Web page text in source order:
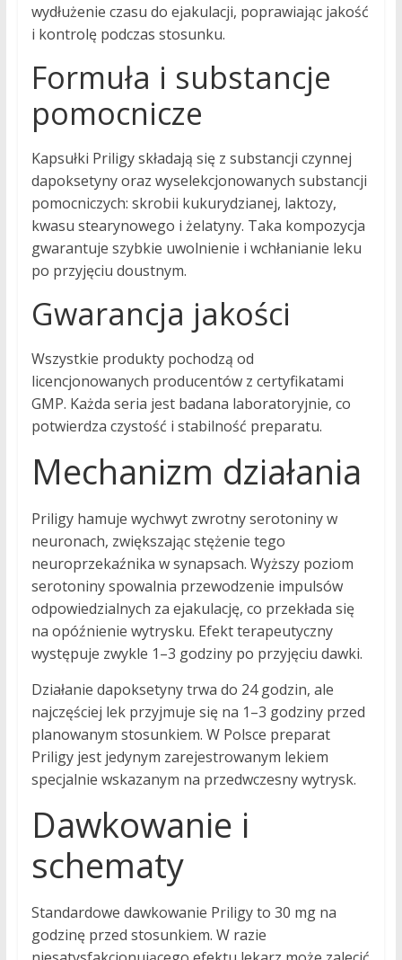
wydłużenie czasu do ejakulacji, poprawiając jakość
i kontrolę podczas stosunku.
Formuła i substancje
pomocnicze
Kapsułki Priligy składają się z substancji czynnej
dapoksetyny oraz wyselekcjonowanych substancji
pomocniczych: skrobii kukurydzianej, laktozy,
kwasu stearynowego i żelatyny. Taka kompozycja
gwarantuje szybkie uwolnienie i wchłanianie leku
po przyjęciu doustnym.
Gwarancja jakości
Wszystkie produkty pochodzą od
licencjonowanych producentów z certyfikatami
GMP. Każda seria jest badana laboratoryjnie, co
potwierdza czystość i stabilność preparatu.
Mechanizm działania
Priligy hamuje wychwyt zwrotny serotoniny w
neuronach, zwiększając stężenie tego
neuroprzekaźnika w synapsach. Wyższy poziom
serotoniny spowalnia przewodzenie impulsów
odpowiedzialnych za ejakulację, co przekłada się
na opóźnienie wytrysku. Efekt terapeutyczny
występuje zwykle 1–3 godziny po przyjęciu dawki.
Działanie dapoksetyny trwa do 24 godzin, ale
najczęściej lek przyjmuje się na 1–3 godziny przed
planowanym stosunkiem. W Polsce preparat
Priligy jest jedynym zarejestrowanym lekiem
specjalnie wskazanym na przedwczesny wytrysk.
Dawkowanie i
schematy
Standardowe dawkowanie Priligy to 30 mg na
godzinę przed stosunkiem. W razie